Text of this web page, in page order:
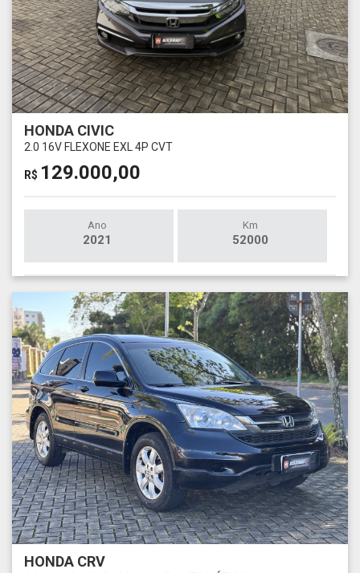
HONDA CIVIC
2.0 16V FLEXONE EXL 4P CVT
R$ 129.000,00
Ano
2021
Km
52000
HONDA CRV